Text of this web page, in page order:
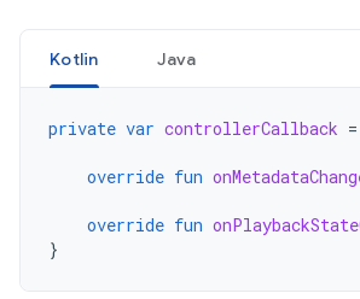
Kotlin Java
private var controllerCallback =
override fun
override fun
}